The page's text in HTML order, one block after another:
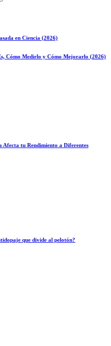
en Ciencia (2026)
Cómo Medirlo y Cómo Mejorarlo (2026)
Afecta tu Rendimiento a Diferentes
que divide al pelotón?